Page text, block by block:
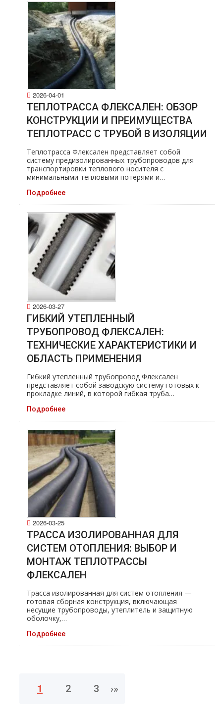
2026-04-01
ТЕПЛОТРАССА ФЛЕКСАЛЕН: ОБЗОР
КОНСТРУКЦИИ И ПРЕИМУЩЕСТВА
ТЕПЛОТРАСС С ТРУБОЙ В ИЗОЛЯЦИИ
Теплотрасса Флексален представляет собой
систему предизолированных трубопроводов для
транспортировки теплового носителя с
минимальными тепловыми потерями и…
Подробнее
2026-03-27
ГИБКИЙ УТЕПЛЕННЫЙ
ТРУБОПРОВОД ФЛЕКСАЛЕН:
ТЕХНИЧЕСКИЕ ХАРАКТЕРИСТИКИ И
ОБЛАСТЬ ПРИМЕНЕНИЯ
Гибкий утепленный трубопровод Флексален
представляет собой заводскую систему готовых к
прокладке линий, в которой гибкая труба…
Подробнее
2026-03-25
ТРАССА ИЗОЛИРОВАННАЯ ДЛЯ
СИСТЕМ ОТОПЛЕНИЯ: ВЫБОР И
МОНТАЖ ТЕПЛОТРАССЫ
ФЛЕКСАЛЕН
Трасса изолированная для систем отопления —
готовая сборная конструкция, включающая
несущие трубопроводы, утеплитель и защитную
оболочку,…
Подробнее
1 2 3 ›»